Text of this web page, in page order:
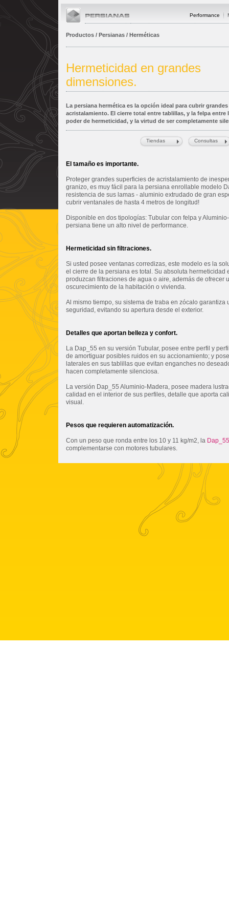
Performance
Productos / Persianas / Herméticas
Hermeticidad en grandes
dimensiones.
La persiana hermética es la opción ideal para cubrir
acristalamiento. El cierre total entre tablillas, y la felpa entre
poder de hermeticidad, y la virtud de ser completamente
Tiendas Consultas
El tamaño es importante.
Proteger grandes superficies de acristalamiento de
granizo, es muy fácil para la persiana enrollable modelo
resistencia de sus lamas - aluminio extrudado de gran
cubrir ventanales de hasta 4 metros de longitud!
Disponible en dos tipologías: Tubular con felpa y
persiana tiene un alto nivel de performance.
Hermeticidad sin filtraciones.
Si usted posee ventanas corredizas, este modelo es la
el cierre de la persiana es total. Su absoluta hermeticidad
produzcan filtraciones de agua o aire, además de ofrecer
oscurecimiento de la habitación o vivienda.
Al mismo tiempo, su sistema de traba en zócalo garantiza
seguridad, evitando su apertura desde el exterior.
Detalles que aportan belleza y confort.
La Dap_55 en su versión Tubular, posee entre perfil y
de amortiguar posibles ruidos en su accionamiento; y
laterales en sus tablillas que evitan enganches no
hacen completamente silenciosa.
La versión Dap_55 Aluminio-Madera, posee madera
calidad en el interior de sus perfiles, detalle que aporta
visual.
Pesos que requieren automatización.
Con un peso que ronda entre los 10 y 11 kg/m2, la Dap_55
complementarse con motores tubulares.